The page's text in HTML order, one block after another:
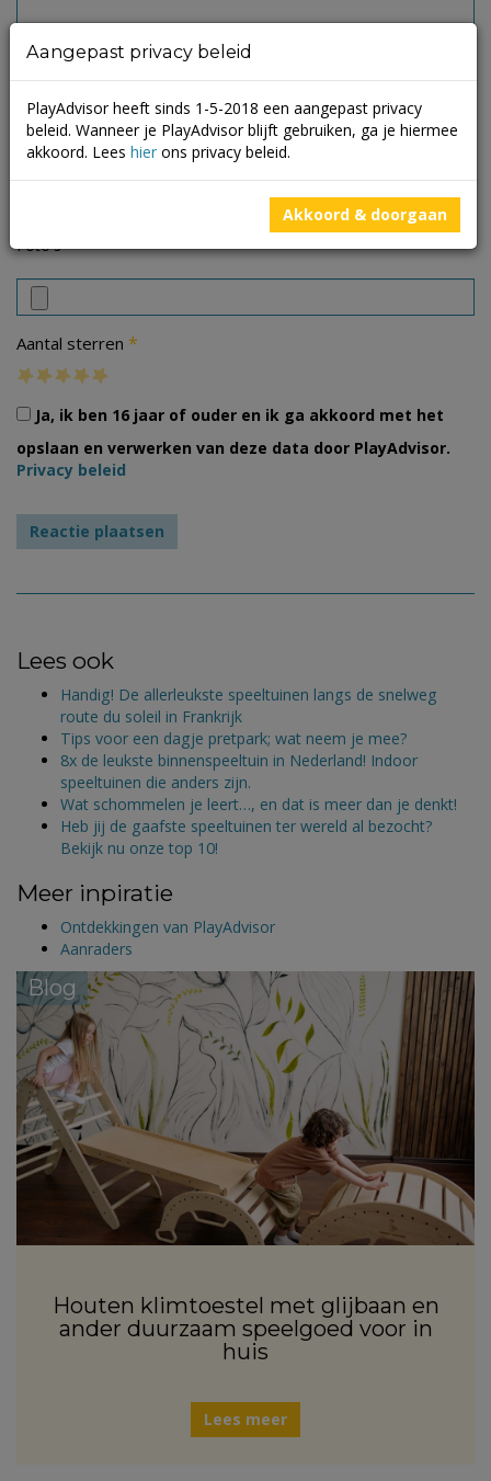
Foto's
Aantal sterren *
Ja, ik ben 16 jaar of ouder en ik ga akkoord met het
opslaan en verwerken van deze data door PlayAdvisor.
Privacy beleid
Lees ook
Handig! De allerleukste speeltuinen langs de snelweg
route du soleil in Frankrijk
Tips voor een dagje pretpark; wat neem je mee?
8x de leukste binnenspeeltuin in Nederland! Indoor
speeltuinen die anders zijn.
Wat schommelen je leert…, en dat is meer dan je denkt!
Heb jij de gaafste speeltuinen ter wereld al bezocht?
Bekijk nu onze top 10!
Meer inpiratie
Ontdekkingen van PlayAdvisor
Aanraders
Blog
Houten klimtoestel met glijbaan en
ander duurzaam speelgoed voor in
huis
Lees meer
Aangepast privacy beleid
PlayAdvisor heeft sinds 1-5-2018 een aangepast privacy
beleid. Wanneer je PlayAdvisor blijft gebruiken, ga je hiermee
akkoord. Lees hier ons privacy beleid.
Akkoord & doorgaan